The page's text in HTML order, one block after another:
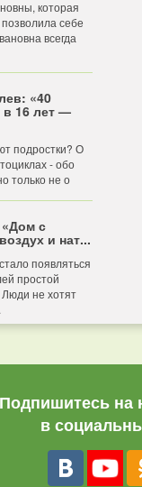
которая
себе
всегда
«40
в 16 лет —
подростки? О
- обо
только не о
«Дом с
и нат...
появляться
простой
не хотят
Подпишитесь на
в